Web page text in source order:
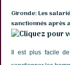
Gironde: Les
sanctionnés après
Il est plus facile